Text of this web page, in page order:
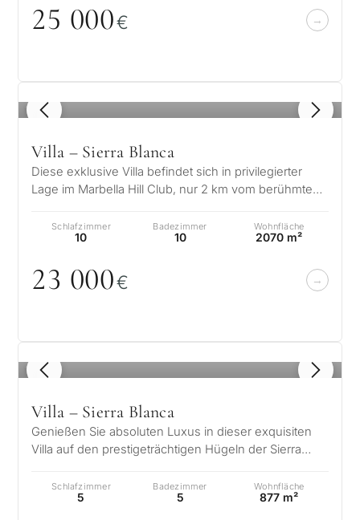
25 000€
1 / 8
Villa – Sierra Blanca
Diese exklusive Villa befindet sich in privilegierter
Lage im Marbella Hill Club, nur 2 km vom berühmten
Schlafzimmer
10
Badezimmer
10
Wohnfläche
2070 m²
23 000€
1 / 8
Villa – Sierra Blanca
Genießen Sie absoluten Luxus in dieser exquisiten
Villa auf den prestigeträchtigen Hügeln der Sierra
Schlafzimmer
5
Badezimmer
5
Wohnfläche
877 m²
Immobilienauswahl
in Marbella
Beantworten Sie einige Fragen und
wir wählen Immobilien und Lösungen
passend zu Budget, Zielen und
1 / 7
Beratung
Senden Sie Ihre
Anfrage – wir
melden uns
Minuten
Werbung
Nur 1
Vertraulich